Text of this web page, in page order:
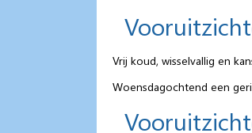
Vrij koud, wisselvallig en
Woensdagochtend een